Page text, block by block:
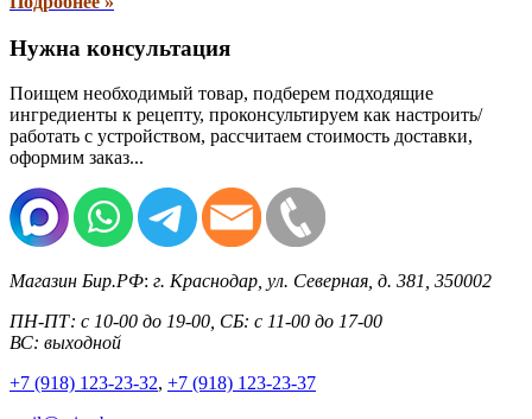
Нужна консультация
Поищем необходимый товар, подберем подходящие
ингредиенты к рецепту, проконсультируем как настроить/
работать с устройством, рассчитаем стоимость доставки,
оформим заказ...
Магазин Бир.РФ: г. Краснодар ул. Северная, д. 381 350002
ПН-ПТ: с 10-00 до 19-00, СБ: с 11-00 до 17-00
ВС: выходной
+7 (918) 123-23-32, +7 (918) 123-23-37